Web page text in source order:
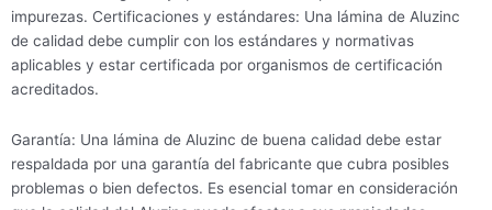
impurezas. Certificaciones y estándares: Una lámina de Aluzinc
de calidad debe cumplir con los estándares y normativas
aplicables y estar certificada por organismos de certificación
acreditados.
Garantía: Una lámina de Aluzinc de buena calidad debe estar
respaldada por una garantía del fabricante que cubra posibles
problemas o bien defectos. Es esencial tomar en consideración